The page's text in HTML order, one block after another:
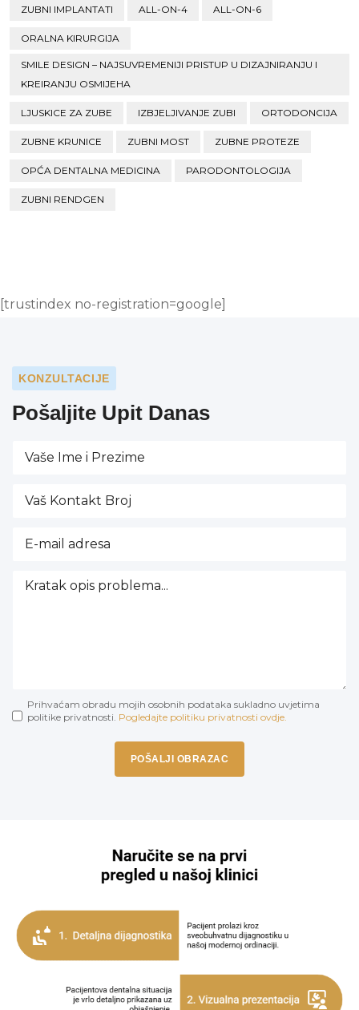
ZUBNI IMPLANTATI ALL-ON-4 ALL-ON-6
ORALNA KIRURGIJA
SMILE DESIGN – NAJSUVREMENIJI PRISTUP U DIZAJNIRANJU I
KREIRANJU OSMIJEHA
LJUSKICE ZA ZUBE IZBJELJIVANJE ZUBI ORTODONCIJA
ZUBNE KRUNICE ZUBNI MOST ZUBNE PROTEZE
OPĆA DENTALNA MEDICINA PARODONTOLOGIJA
ZUBNI RENDGEN
[trustindex no-registration=google]
KONZULTACIJE
Pošaljite Upit Danas
Prihvaćam obradu mojih osobnih podataka sukladno uvjetima
politike privatnosti. Pogledajte politiku privatnosti ovdje.